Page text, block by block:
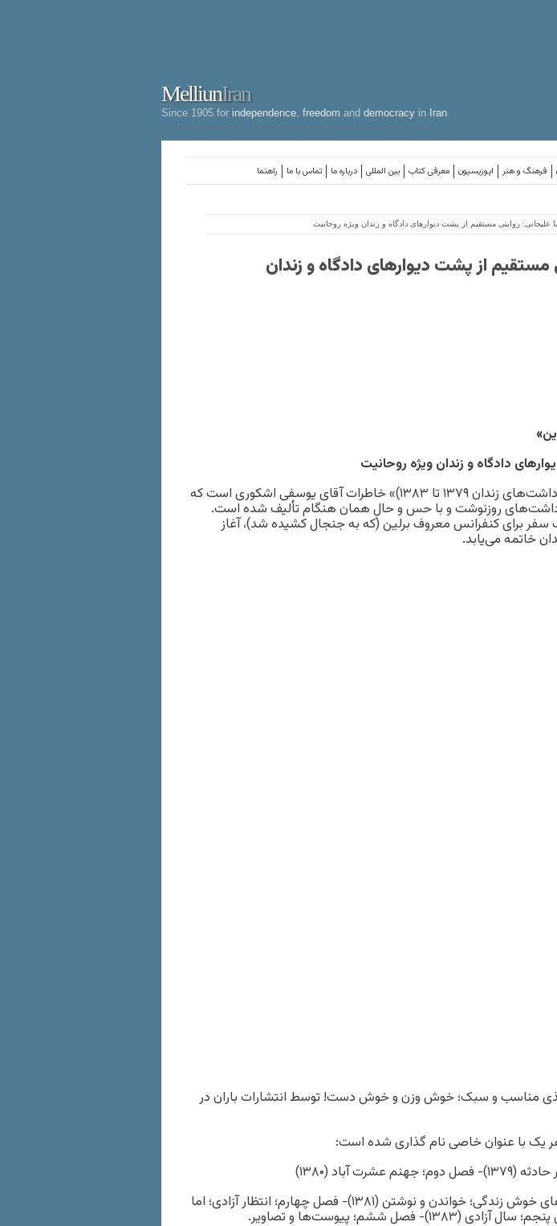
MelliunIran
Since 1905 for independence freedom and democracy in Iran
راهنما تماس با ما درباره ما بین المللی معرفی کتاب اپوزیسیون فرهنگ و هنر
علیجانی: روایتی مستقیم از پشت دیوارهای دادگاه و زندان ویژه روحانیت
مستقیم از پشت دیوارهای دادگاه و زندان
دادگاه و زندان ویژه روحانیت
کتاب «از برلین تا اوین (یادداشت‌های زندان ۱۳۷۹ تا ۱۳۸۳)» خاطرات آقای یوسفی اشکوری است که
روزنوشت و با حس و حال همان هنگام تألیف شده است.
سفر برای کنفرانس معروف برلین (که به جنجال کشیده شد)، آغاز
خاتمه می‌یابد.
مناسب و سبک؛ خوش وزن و خوش دست! توسط انتشارات باران در
با عنوان خاصی نام گذاری شده است:
عشرت آباد (۱۳۸۰)
: فصل سوم؛ روزهای خوش زندگی؛ خواندن و نوشتن (۱۳۸۱)- فصل چهارم؛ انتظار آزادی؛ اما